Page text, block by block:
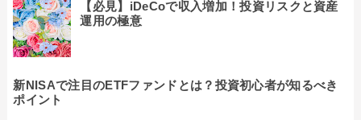
【必見】iDeCoで収入増加！投資リスクと資産
運用の極意
新NISAで注目のETFファンドとは？投資初心者が知るべき
ポイント